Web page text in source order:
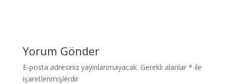
Yorum Gönder
E-posta adresiniz yayınlanmayacak. Gerekli alanlar * ile
işaretlenmişlerdir